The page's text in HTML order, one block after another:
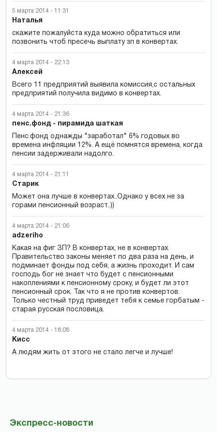
Экспресс-новости
5 марта 2014 - 11:31
Наталья
скажите пожалуйста куда можно обратиться или
позвонить чтоб пресечь выплату зп в конвертах.
4 марта 2014 - 22:13
Алексей
Всего 11 предприятий выявила комиссия,с остальных
предприятий получила видимо в конвертах.
4 марта 2014 - 21:36
пенс.фонд - пирамида шаткая
Пенс.фонд однажды "заработал" 6% годовых во
времена инфляции 12%. А ещё помнятся времена, когда
пенсии задерживали надолго.
4 марта 2014 - 21:11
Старик
Может она лучше в конвертах..Однако у всех не за
горами пенсионный возраст..))
4 марта 2014 - 21:06
adzeriho
Какая на фиг ЗП? В конвертах, не в конвертах.
Правительство законы меняет по два раза на день, и
подминает фонды под себя, а жизнь проходит. И сам
господь бог не знает что будет с пенсионными
накоплениями к пенсионному сроку, и будет ли этот
пенсионный срок. Так что я не против конвертов.
Только честный труд приведет тебя к семье горбатым -
старая русская пословица.
4 марта 2014 - 18:08
Кисс
А людям жить от этого не стало легче и лучше!